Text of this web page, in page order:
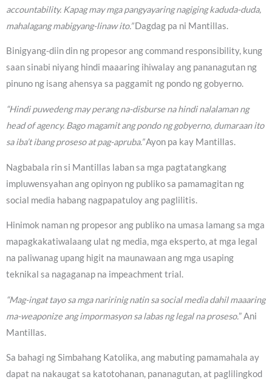
accountability. Kapag may mga pangyayaring nagiging kaduda-duda,
mahalagang mabigyang-linaw ito.”Dagdag pa ni Mantillas.
Binigyang-diin din ng propesor ang command responsibility, kung
saan sinabi niyang hindi maaaring ihiwalay ang pananagutan ng
pinuno ng isang ahensya sa paggamit ng pondo ng gobyerno.
“Hindi puwedeng may perang na-disburse na hindi nalalaman ng
head of agency. Bago magamit ang pondo ng gobyerno, dumaraan ito
sa iba’t ibang proseso at pag-apruba.”Ayon pa kay Mantillas.
Nagbabala rin si Mantillas laban sa mga pagtatangkang
impluwensyahan ang opinyon ng publiko sa pamamagitan ng
social media habang nagpapatuloy ang paglilitis.
Hinimok naman ng propesor ang publiko na umasa lamang sa mga
mapagkakatiwalaang ulat ng media, mga eksperto, at mga legal
na paliwanag upang higit na maunawaan ang mga usaping
teknikal sa nagaganap na impeachment trial.
“Mag-ingat tayo sa mga naririnig natin sa social media dahil maaaring
ma-weaponize ang impormasyon sa labas ng legal na proseso.” Ani
Mantillas.
Sa bahagi ng Simbahang Katolika, ang mabuting pamamahala ay
dapat na nakaugat sa katotohanan, pananagutan, at paglilingkod